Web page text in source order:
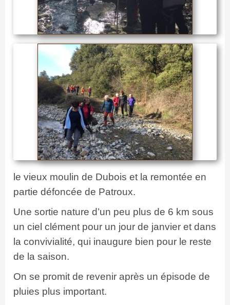
le vieux moulin de Dubois et la remontée en
partie défoncée de Patroux.
Une sortie nature d’un peu plus de 6 km sous
un ciel clément pour un jour de janvier et dans
la convivialité, qui inaugure bien pour le reste
de la saison.
On se promit de revenir après un épisode de
pluies plus important.